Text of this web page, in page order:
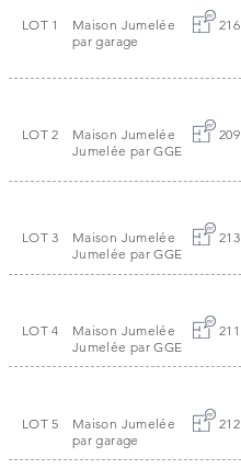
LOT 1
Maison Jumelée
par garage
LOT 2
Maison Jumelée
Jumelée par GGE
LOT 3
Maison Jumelée
Jumelée par GGE
LOT 4
Maison Jumelée
Jumelée par GGE
LOT 5
Maison Jumelée
par garage